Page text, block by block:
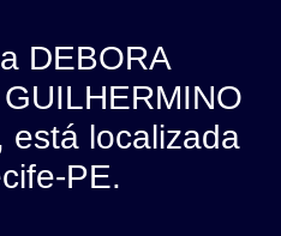
DEBORA
está localizada
PE.